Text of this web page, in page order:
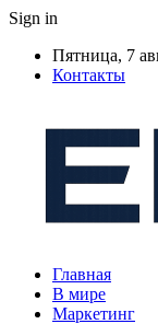
Sign in
Пятница, 7
Контакты
Главная
В мире
Маркетинг